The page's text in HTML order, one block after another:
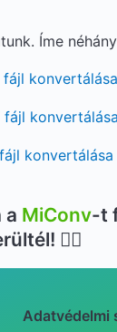
Íme
fájl
fájl
konvertálása
a MiConv-t
👍🏻
Adatvédelmi